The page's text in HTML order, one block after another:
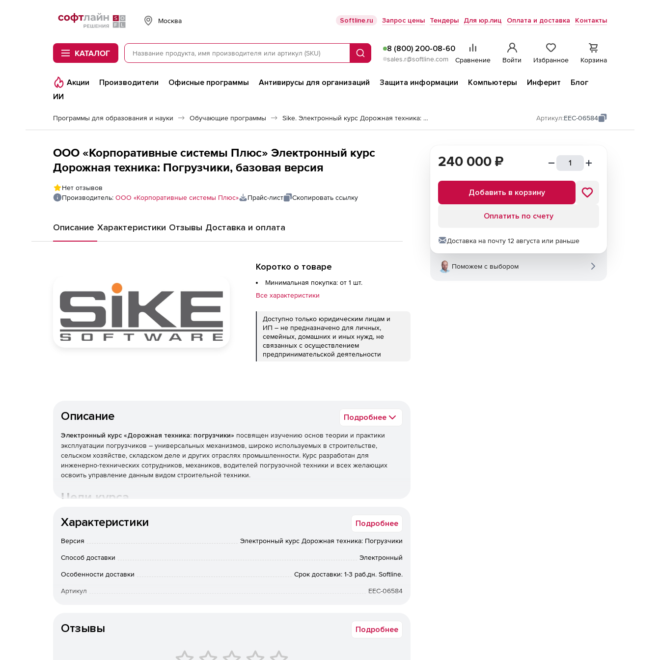
Softline
Москва Softline.ru Запрос цены Тендеры Для юр.лиц Оплата и доставка Контакты
КАТАЛОГ Поиск
8 (800) 200-08-60
sales.r@softline.com Сравнение Войти Избранное Корзина
Акции Производители Офисные программы Антивирусы для организаций Защита информации Компьютеры Инферит
Блог
ИИ
Программы для образования и науки Обучающие программы Sike. Электронный курс Дорожная техника: Погрузчики Артикул:EEC-06584
ООО «Корпоративные системы Плюс» Электронный курс
Дорожная техника: Погрузчики, базовая версия
Нет отзывов
Производитель: ООО «Корпоративные системы Плюс» Прайс-лист Скопировать ссылку
Описание Характеристики Отзывы Доставка и оплата
Коротко о товаре
Минимальная покупка: от 1 шт.
Все характеристики
Доступно только юридическим лицам и
ИП – не предназначено для личных,
семейных, домашних и иных нужд, не
связанных с осуществлением
предпринимательской деятельности
Описание Подробнее
Электронный курс «Дорожная техника: погрузчики» посвящен изучению основ теории и практики
эксплуатации погрузчиков – универсальных механизмов, широко используемых в строительстве,
сельском хозяйстве, складском деле и других отраслях промышленности. Курс разработан для
инженерно-технических сотрудников, механиков, водителей погрузочной техники и всех желающих
освоить управление данным видом строительной техники.
Цели курса
Целью данного курса является формирование профессиональных компетенций обучающихся,
позволяющих правильно выбирать, эксплуатировать и обслуживать различные типы погрузчиков. После
завершения курса участники смогут уверенно ориентироваться в особенностях конструкций и
соблюдать оптимальные режимы работы техники.
Основная структура курса «Дорожная техника: погрузчики»
Модуль 1. Устройство и классификация погрузчиков
Конструктивные особенности фронтальных, вилочных и телескопических погрузчиков.
Характеристики Подробнее
Версия Электронный курс Дорожная техника: Погрузчики
Способ доставки Электронный
Особенности доставки Срок доставки: 1-3 раб.дн. Softline.
Артикул EEC-06584
Отзывы Подробнее
240 000 ₽
Добавить в корзину
Оплатить по счету
Доставка на почту 12 августа или раньше
Поможем с выбором